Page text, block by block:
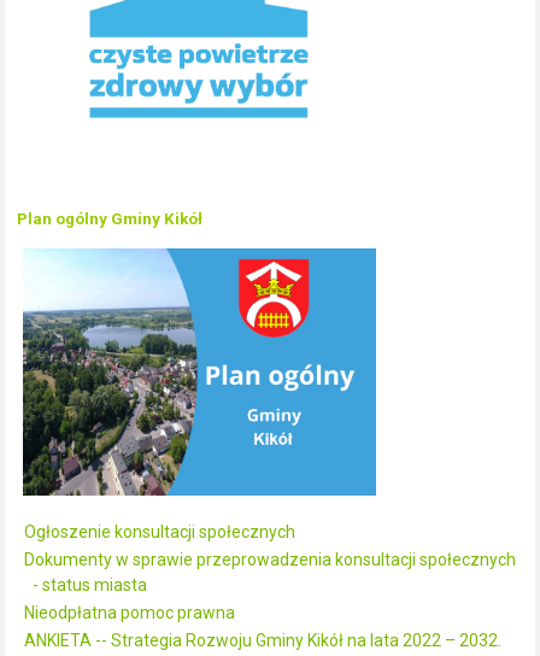
Plan ogólny Gminy Kikół
Ogłoszenie konsultacji społecznych
Dokumenty w sprawie przeprowadzenia konsultacji społecznych
- status miasta
Nieodpłatna pomoc prawna
ANKIETA -- Strategia Rozwoju Gminy Kikół na lata 2022 – 2032.